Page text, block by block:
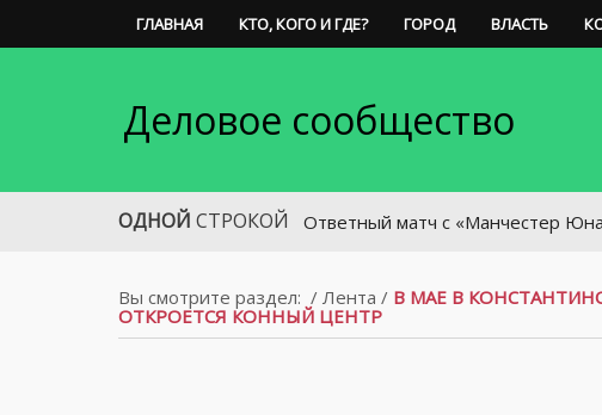
ГЛАВНАЯ КТО, КОГО И ГДЕ? ГОРОД ВЛАСТЬ
Деловое сообщество
ОДНОЙ СТРОКОЙ
Ответный матч с «Манчестер Юнайтед» в
Вы смотрите раздел: / Лента / В МАЕ В
ОТКРОЕТСЯ КОННЫЙ ЦЕНТР